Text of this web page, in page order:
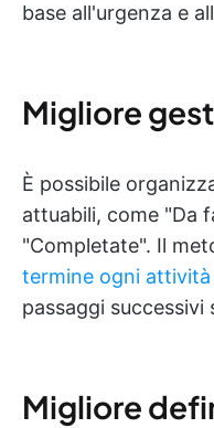
base all'urgenza e
Migliore
È possibile
attuabili, come "Da
"Completate". Il
termine ogni
passaggi
Migliore